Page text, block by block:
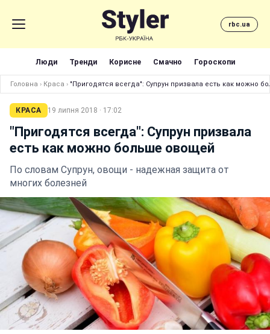
rbc.ua
Люди Тренди Корисне Смачно Гороскопи
Головна › Краса › "Пригодятся всегда": Супрун призвала есть как можно
КРАСА 19 липня 2018 · 17:02
"Пригодятся всегда": Супрун призвала
есть как можно больше овощей
По словам Супрун, овощи - надежная защита от
многих болезней